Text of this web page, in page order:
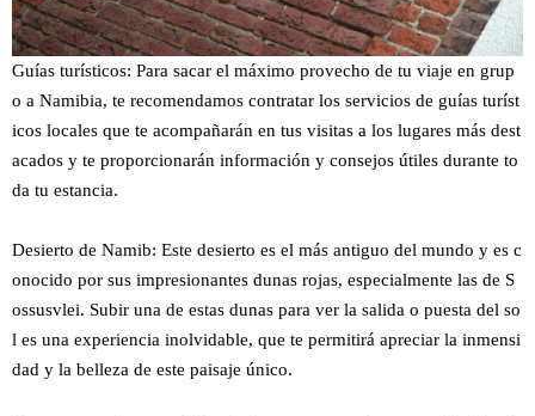
Guías turísticos: Para sacar el máximo provecho de tu viaje en grup
o a Namibia, te recomendamos contratar los servicios de guías turíst
icos locales que te acompañarán en tus visitas a los lugares más dest
acados y te proporcionarán información y consejos útiles durante to
da tu estancia.
Desierto de Namib: Este desierto es el más antiguo del mundo y es c
onocido por sus impresionantes dunas rojas, especialmente las de S
ossusvlei. Subir una de estas dunas para ver la salida o puesta del so
l es una experiencia inolvidable, que te permitirá apreciar la inmensi
dad y la belleza de este paisaje único.